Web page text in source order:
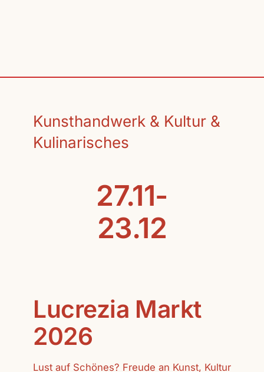
Kunsthandwerk & Kultur &
Kulinarisches
27.11-
23.12
Lucrezia Markt
2026
Lust auf Schönes? Freude an Kunst, Kultur